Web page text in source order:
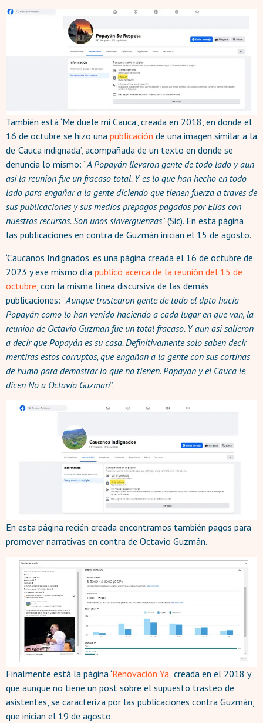
También está ‘Me duele mi Cauca’, creada en 2018, en donde el
16 de octubre se hizo una publicación de una imagen similar a la
de ‘Cauca indignada’, acompañada de un texto en donde se
denuncia lo mismo: “A Popayán llevaron gente de todo lado y aun
asi la reunion fue un fracaso total. Y es lo que han hecho en todo
lado para engañar a la gente diciendo que tienen fuerza a traves de
sus publicaciones y sus medios prepagos pagados por Elias con
nuestros recursos. Son unos sinvergüenzas” (Sic). En esta página
las publicaciones en contra de Guzmán inician el 15 de agosto.
‘Caucanos Indignados’ es una página creada el 16 de octubre de
2023 y ese mismo día publicó acerca de la reunión del 15 de
octubre , con la misma línea discursiva de las demás
publicaciones: “Aunque trastearon gente de todo el dpto hacia
Popayán como lo han venido haciendo a cada lugar en que van, la
reunion de Octavio Guzman fue un total fracaso. Y aun asi salieron
a decir que Popayán es su casa. Definitivamente solo saben decir
mentiras estos corruptos, que engañan a la gente con sus cortinas
de humo para demostrar lo que no tienen. Popayan y el Cauca le
dicen No a Octavio Guzman”.
En esta página recién creada encontramos también pagos para
promover narrativas en contra de Octavio Guzmán.
Finalmente está la página ‘Renovación Ya’, creada en el 2018 y
que aunque no tiene un post sobre el supuesto trasteo de
asistentes, se caracteriza por las publicaciones contra Guzmán,
que inician el 19 de agosto.